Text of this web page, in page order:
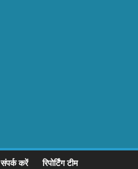
संपर्क करें रिपोर्टिंग टीम